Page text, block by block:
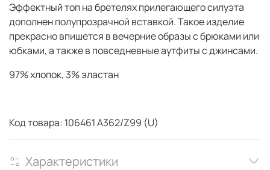
Эффектный топ на бретелях прилегающего силуэта
дополнен полупрозрачной вставкой. Такое изделие
прекрасно впишется в вечерние образы с брюками или
юбками, а также в повседневные аутфиты с джинсами.
97% хлопок, 3% эластан
Код товара: 106461 A362/Z99 (U)
Характеристики